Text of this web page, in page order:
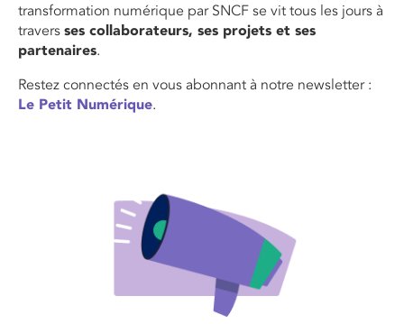
transformation numérique par SNCF se vit tous les jours à
travers ses collaborateurs, ses projets et ses
partenaires.
Restez connectés en vous abonnant à notre newsletter :
Le Petit Numérique.